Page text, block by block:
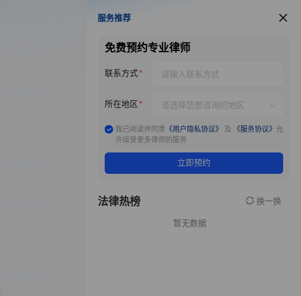
服务推荐
服务推荐
免费预约专业律师
联系方式
所在地区
我已阅读并同意 《用户隐私协议》 及 《服务协议》 允
许接受更多律师的服务
立即预约
法律热榜 换一换
暂无数据